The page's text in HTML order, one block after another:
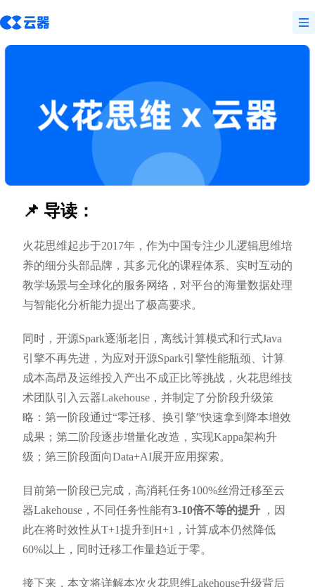
📌 导读：
火花思维起步于2017年，作为中国专注少儿逻辑思维培
养的细分头部品牌，其多元化的课程体系、实时互动的
教学场景与全球化的服务网络，对平台的海量数据处理
与智能化分析能力提出了极高要求。
同时，开源Spark逐渐老旧，离线计算模式和行式Java
引擎不再先进，为应对开源Spark引擎性能瓶颈、计算
成本高昂及运维投入产出不成正比等挑战，火花思维技
术团队引入云器Lakehouse，并制定了分阶段升级策
略：第一阶段通过“零迁移、换引擎”快速拿到降本增效
成果；第二阶段逐步增量化改造，实现Kappa架构升
级；第三阶段面向Data+AI展开应用探索。
目前第一阶段已完成，高消耗任务100%丝滑迁移至云
器Lakehouse，不同任务性能有3-10倍不等的提升 ，因
此在将时效性从T+1提升到H+1，计算成本仍然降低
60%以上，同时迁移工作量趋近于零。
接下来，本文将详解本次火花思维Lakehouse升级背后